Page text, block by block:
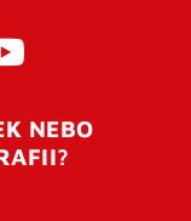
NEBO